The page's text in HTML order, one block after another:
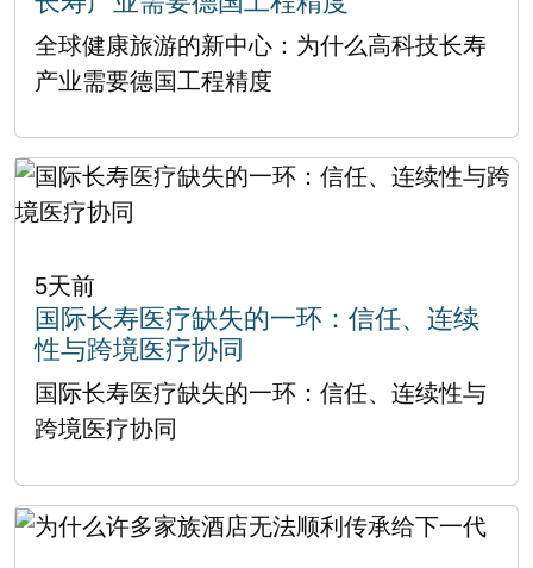
全球健康旅游的新中心：为什么高科技长寿
产业需要德国工程精度
5天前
国际长寿医疗缺失的一环：信任、连续
性与跨境医疗协同
国际长寿医疗缺失的一环：信任、连续性与
跨境医疗协同